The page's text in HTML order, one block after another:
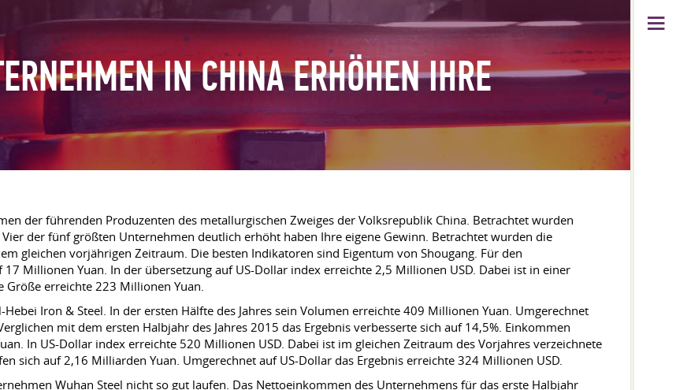
IN CHINA ERHÖHEN IHRE
der führenden Produzenten des metallurgischen Zweiges der Volksrepublik China. Betrachtet wurden
der fünf größten Unternehmen deutlich erhöht haben Ihre eigene Gewinn. Betrachtet wurden die
gleichen vorjährigen Zeitraum. Die besten Indikatoren sind Eigentum von Shougang. Für den
Millionen Yuan. In der übersetzung auf US-Dollar index erreichte 2,5 Millionen USD. Dabei ist in einer
Größe erreichte 223 Millionen Yuan.
Iron & Steel. In der ersten Hälfte des Jahres sein Volumen erreichte 409 Millionen Yuan. Umgerechnet
mit dem ersten Halbjahr des Jahres 2015 das Ergebnis verbesserte sich auf 14,5%. Einkommen
In US-Dollar index erreichte 520 Millionen USD. Dabei ist im gleichen Zeitraum des Vorjahres verzeichnete
sich auf 2,16 Milliarden Yuan. Umgerechnet auf US-Dollar das Ergebnis erreichte 324 Millionen USD.
Wuhan Steel nicht so gut laufen. Das Nettoeinkommen des Unternehmens für das erste Halbjahr